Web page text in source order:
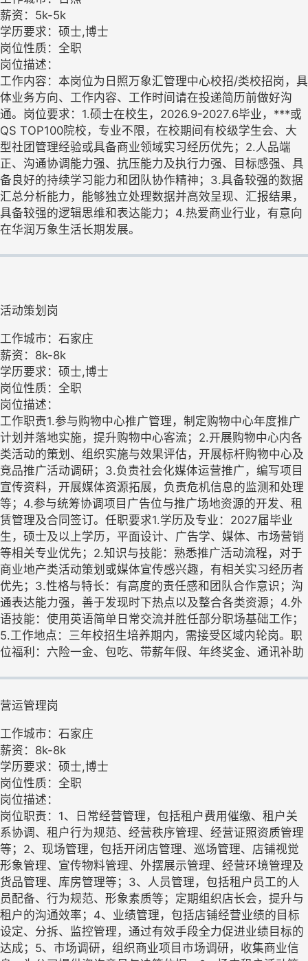
薪资：5k-5k
学历要求：硕士,博士
岗位性质：全职
岗位描述：
工作内容：本岗位为日照万象汇管理中心校招/类校招岗，具
体业务方向、工作内容、工作时间请在投递简历前做好沟
通。岗位要求：1.硕士在校生，2026.9-2027.6毕业，***或
QS TOP100院校，专业不限，在校期间有校级学生会、大
型社团管理经验或具备商业领域实习经历优先；2.人品端
正、沟通协调能力强、抗压能力及执行力强、目标感强、具
备良好的持续学习能力和团队协作精神；3.具备较强的数据
汇总分析能力，能够独立处理数据并高效呈现、汇报结果，
具备较强的逻辑思维和表达能力；4.热爱商业行业，有意向
在华润万象生活长期发展。
活动策划岗
工作城市：石家庄
薪资：8k-8k
学历要求：硕士,博士
岗位性质：全职
岗位描述：
工作职责1.参与购物中心推广管理，制定购物中心年度推广
计划并落地实施，提升购物中心客流；2.开展购物中心内各
类活动的策划、组织实施与效果评估，开展标杆购物中心及
竞品推广活动调研；3.负责社会化媒体运营推广，编写项目
宣传资料，开展媒体资源拓展，负责危机信息的监测和处理
等；4.参与统筹协调项目广告位与推广场地资源的开发、租
赁管理及合同签订。任职要求1.学历及专业：2027届毕业
生，硕士及以上学历，平面设计、广告学、媒体、市场营销
等相关专业优先；2.知识与技能：熟悉推广活动流程，对于
商业地产类活动策划或媒体宣传感兴趣，有相关实习经历者
优先；3.性格与特长：有高度的责任感和团队合作意识；沟
通表达能力强，善于发现时下热点以及整合各类资源；4.外
语技能：使用英语简单日常交流并胜任部分职场基础工作；
5.工作地点：三年校招生培养期内，需接受区域内轮岗。职
位福利：六险一金、包吃、带薪年假、年终奖金、通讯补助
营运管理岗
工作城市：石家庄
薪资：8k-8k
学历要求：硕士,博士
岗位性质：全职
岗位描述：
岗位职责：1、日常经营管理，包括租户费用催缴、租户关
系协调、租户行为规范、经营秩序管理、经营证照资质管理
等；2、现场管理，包括开闭店管理、巡场管理、店铺视觉
形象管理、宣传物料管理、外摆展示管理、经营环境管理及
货品管理、库房管理等；3、人员管理，包括租户员工的人
员配备、行为规范、形象素质等；定期组织店长会，提升与
租户的沟通效率；4、业绩管理，包括店铺经营业绩的目标
设定、分拆、监控管理，通过有效手段全力促进业绩目标的
达成；5、市场调研，组织商业项目市场调研，收集商业信